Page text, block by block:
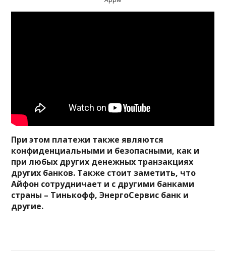
При этом платежи также являются
конфиденциальными и безопасными, как и
при любых других денежных транзакциях
других банков. Также стоит заметить, что
Айфон сотрудничает и с другими банками
страны – Тинькофф, ЭнергоСервис банк и
другие.